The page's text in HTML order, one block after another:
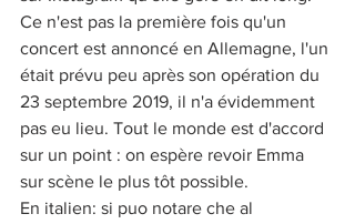
Ce n'est pas la première fois qu'un
concert est annoncé en Allemagne, l'un
était prévu peu après son opération du
23 septembre 2019, il n'a évidemment
pas eu lieu. Tout le monde est d'accord
sur un point : on espère revoir Emma
sur scène le plus tôt possible.
En italien: si puo notare che al